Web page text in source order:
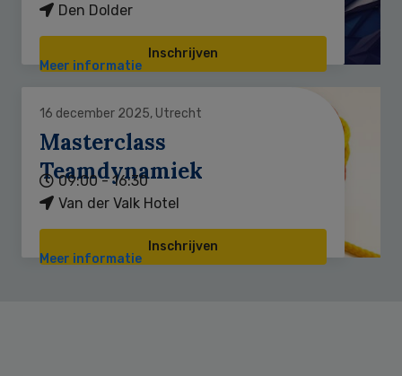
Den Dolder
Inschrijven
Meer informatie
16 december 2025, Utrecht
Masterclass
Teamdynamiek
09:00 - 16:30
Van der Valk Hotel
Inschrijven
Meer informatie